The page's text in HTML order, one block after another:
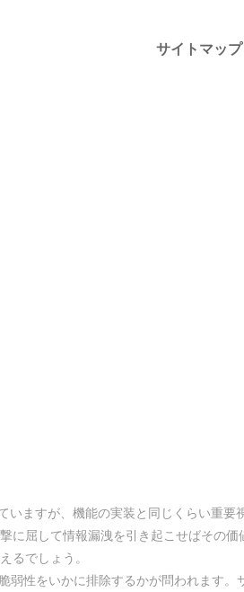
サイトマップ
ますが、機能の実装と同じくらい重要
に屈して情報漏洩を引き起こせばその
るでしょう。
弱性をいかに排除するかが問われます